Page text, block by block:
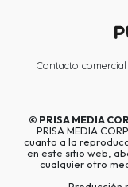
Contacto comercial
© PRISA MEDIA
PRISA MEDIA
cuanto a la
en este sitio web,
cualquier otro